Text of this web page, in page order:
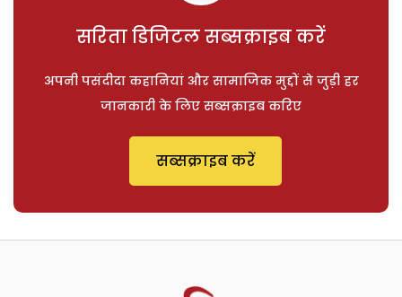
सरिता डिजिटल सब्सक्राइब करें
अपनी पसंदीदा कहानियां और सामाजिक मुद्दों से जुड़ी हर
जानकारी के लिए सब्सक्राइब करिए
सब्सक्राइब करें